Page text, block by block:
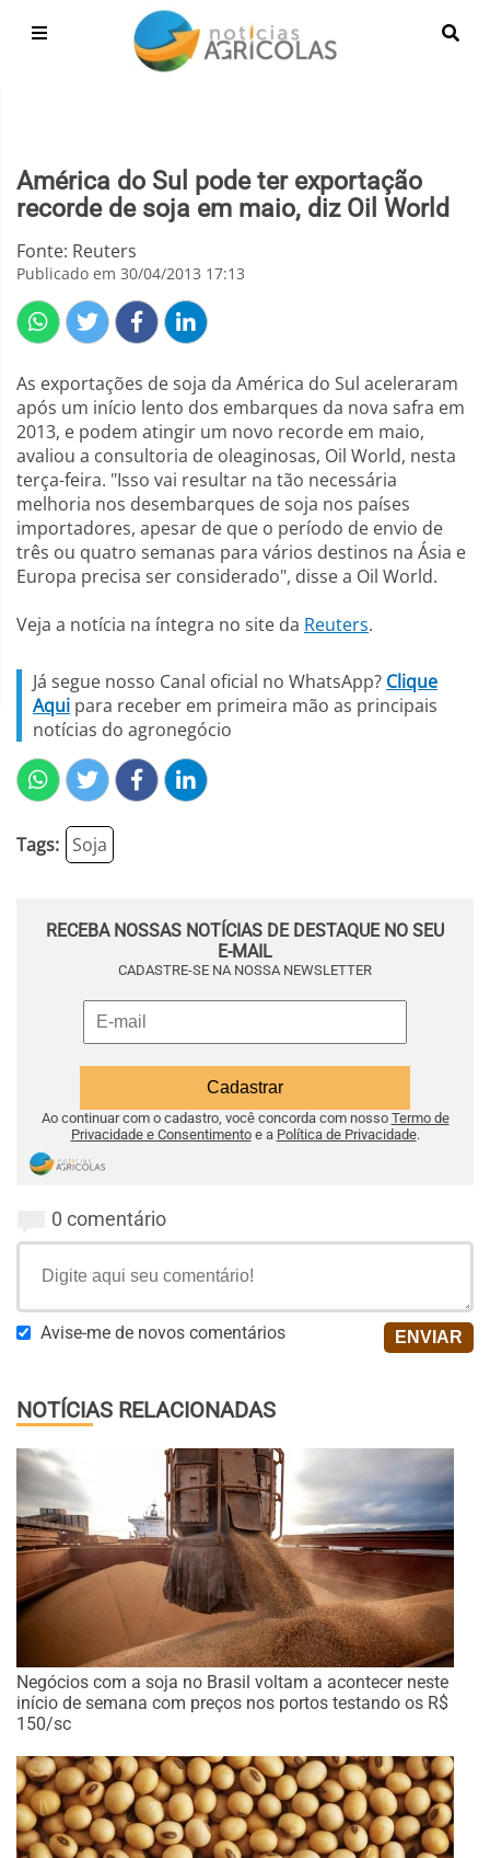
América do Sul pode ter exportação
recorde de soja em maio, diz Oil World
Fonte: Reuters
Publicado em 30/04/2013 17:13
As exportações de soja da América do Sul aceleraram
após um início lento dos embarques da nova safra em
2013, e podem atingir um novo recorde em maio,
avaliou a consultoria de oleaginosas, Oil World, nesta
terça-feira. "Isso vai resultar na tão necessária
melhoria nos desembarques de soja nos países
importadores, apesar de que o período de envio de
três ou quatro semanas para vários destinos na Ásia e
Europa precisa ser considerado", disse a Oil World.
Veja a notícia na íntegra no site da Reuters.
Já segue nosso Canal oficial no WhatsApp? Clique
Aqui para receber em primeira mão as principais
notícias do agronegócio
Tags: Soja
RECEBA NOSSAS NOTÍCIAS DE DESTAQUE NO SEU
E-MAIL
CADASTRE-SE NA NOSSA NEWSLETTER
Ao continuar com o cadastro, você concorda com nosso Termo de
Privacidade e Consentimentoe a Política de Privacidade.
0 comentário
Avise-me de novos comentários
NOTÍCIAS RELACIONADAS
Negócios com a soja no Brasil voltam a acontecer neste
início de semana com preços nos portos testando os R$
150/sc